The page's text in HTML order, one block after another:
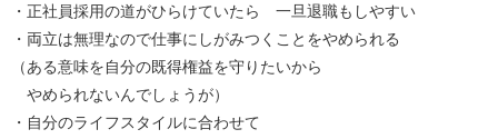
・正社員採用の道がひらけていたら 一旦退職もしやすい
・両立は無理なので仕事にしがみつくことをやめられる
（ある意味を自分の既得権益を守りたいから
やめられないんでしょうが）
・自分のライフスタイルに合わせて